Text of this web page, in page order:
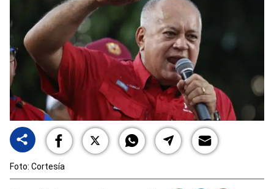
Foto: Cortesía